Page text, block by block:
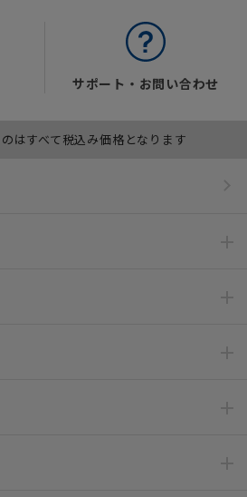
サポート・お問い合わせ
はすべて税込み価格となります